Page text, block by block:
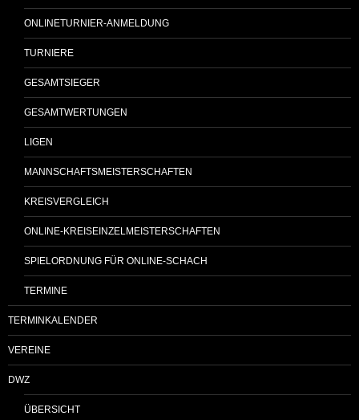
ONLINETURNIER-ANMELDUNG
TURNIERE
GESAMTSIEGER
GESAMTWERTUNGEN
LIGEN
MANNSCHAFTSMEISTERSCHAFTEN
KREISVERGLEICH
ONLINE-KREISEINZELMEISTERSCHAFTEN
SPIELORDNUNG FÜR ONLINE-SCHACH
TERMINE
TERMINKALENDER
VEREINE
DWZ
ÜBERSICHT